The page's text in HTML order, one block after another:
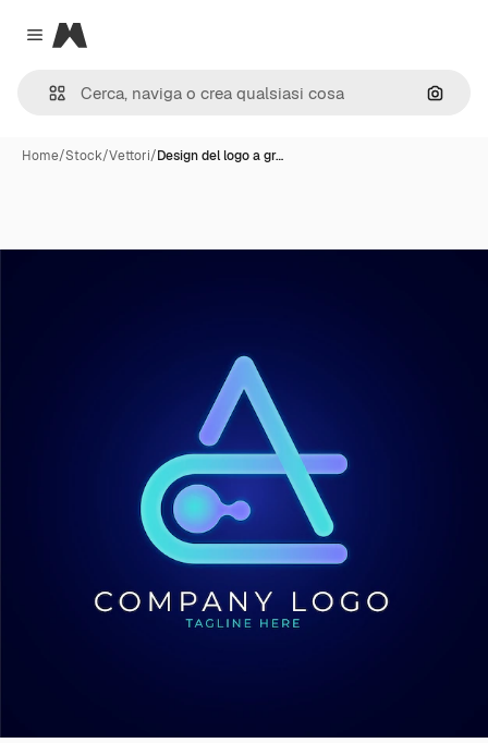
Close menu
Magnific
Cerca
Home/Stock/Vettori/Design del logo a gr…